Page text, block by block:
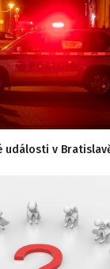
události v